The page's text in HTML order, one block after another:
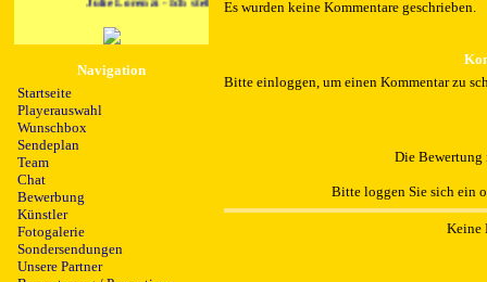
Navigation
Startseite
Playerauswahl
Wunschbox
Sendeplan
Team
Chat
Bewerbung
Künstler
Fotogalerie
Sondersendungen
Unsere Partner
Es wurden keine Kommentare geschrieben.
Bitte einloggen, um einen Kommentar zu
Die
Bitte loggen Sie sich ein
Keine